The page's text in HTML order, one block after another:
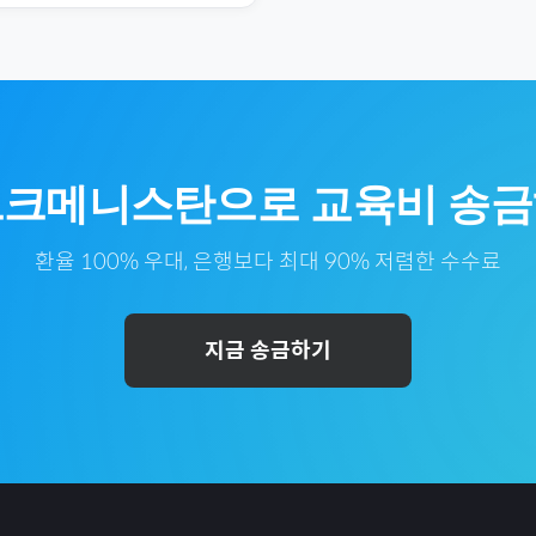
메니스탄으로 교육비 송
환율 100% 우대, 은행보다 최대 90% 저렴한 수수료
지금 송금하기